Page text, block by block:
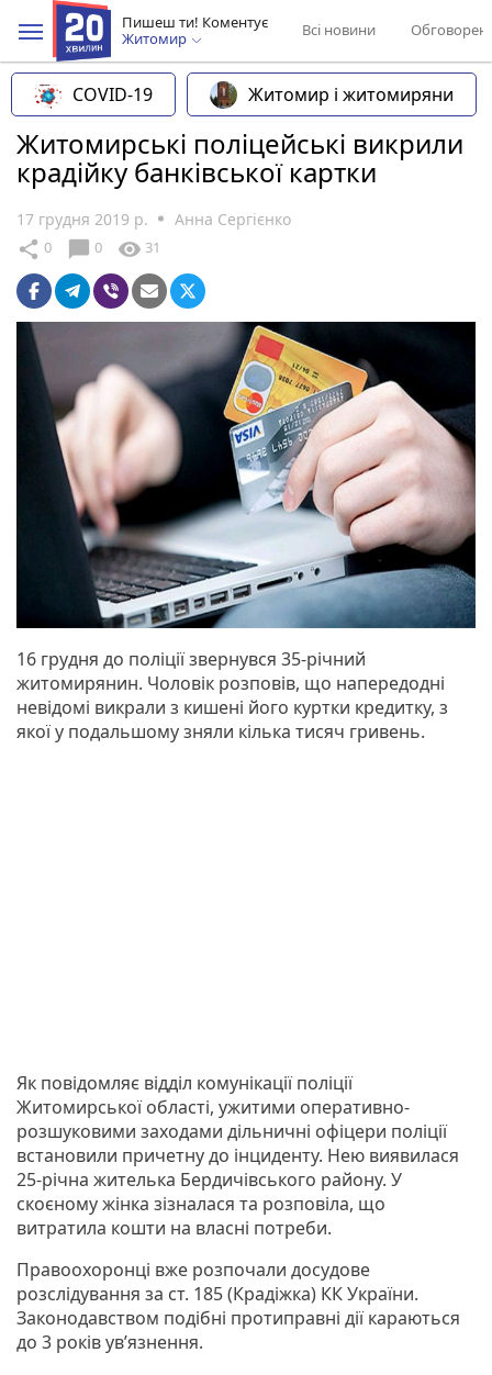
Пишеш ти! Коментує
Житомир
Всі новини
COVID-19 Житомир і житомиряни
Житомирські поліцейські викрили
крадійку банківської картки
17 грудня 2019 р. Анна Сергієнко
share 0 chat_bubble 0 visibility 31
16 грудня до поліції звернувся 35-річний
житомирянин. Чоловік розповів, що напередодні
невідомі викрали з кишені його куртки кредитку, з
якої у подальшому зняли кілька тисяч гривень.
Як повідомляє відділ комунікації поліції
Житомирської області, ужитими оперативно-
розшуковими заходами дільничні офіцери поліції
встановили причетну до інциденту. Нею виявилася
25-річна жителька Бердичівського району. У
скоєному жінка зізналася та розповіла, що
витратила кошти на власні потреби.
Правоохоронці вже розпочали досудове
розслідування за ст. 185 (Крадіжка) КК України.
Законодавством подібні протиправні дії караються
до 3 років ув’язнення.